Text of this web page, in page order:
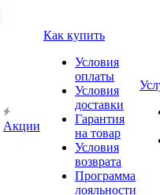
Акции
Как купить
Условия
оплаты
Условия
доставки
Гарантия
на товар
Условия
возврата
Программа
лояльности